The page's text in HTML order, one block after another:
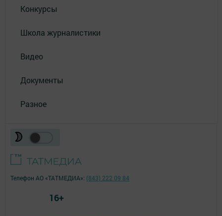
Конкурсы
Школа журналистики
Видео
Документы
Разное
Телефон АО «ТАТМЕДИА»: (843) 222 09 84
16+